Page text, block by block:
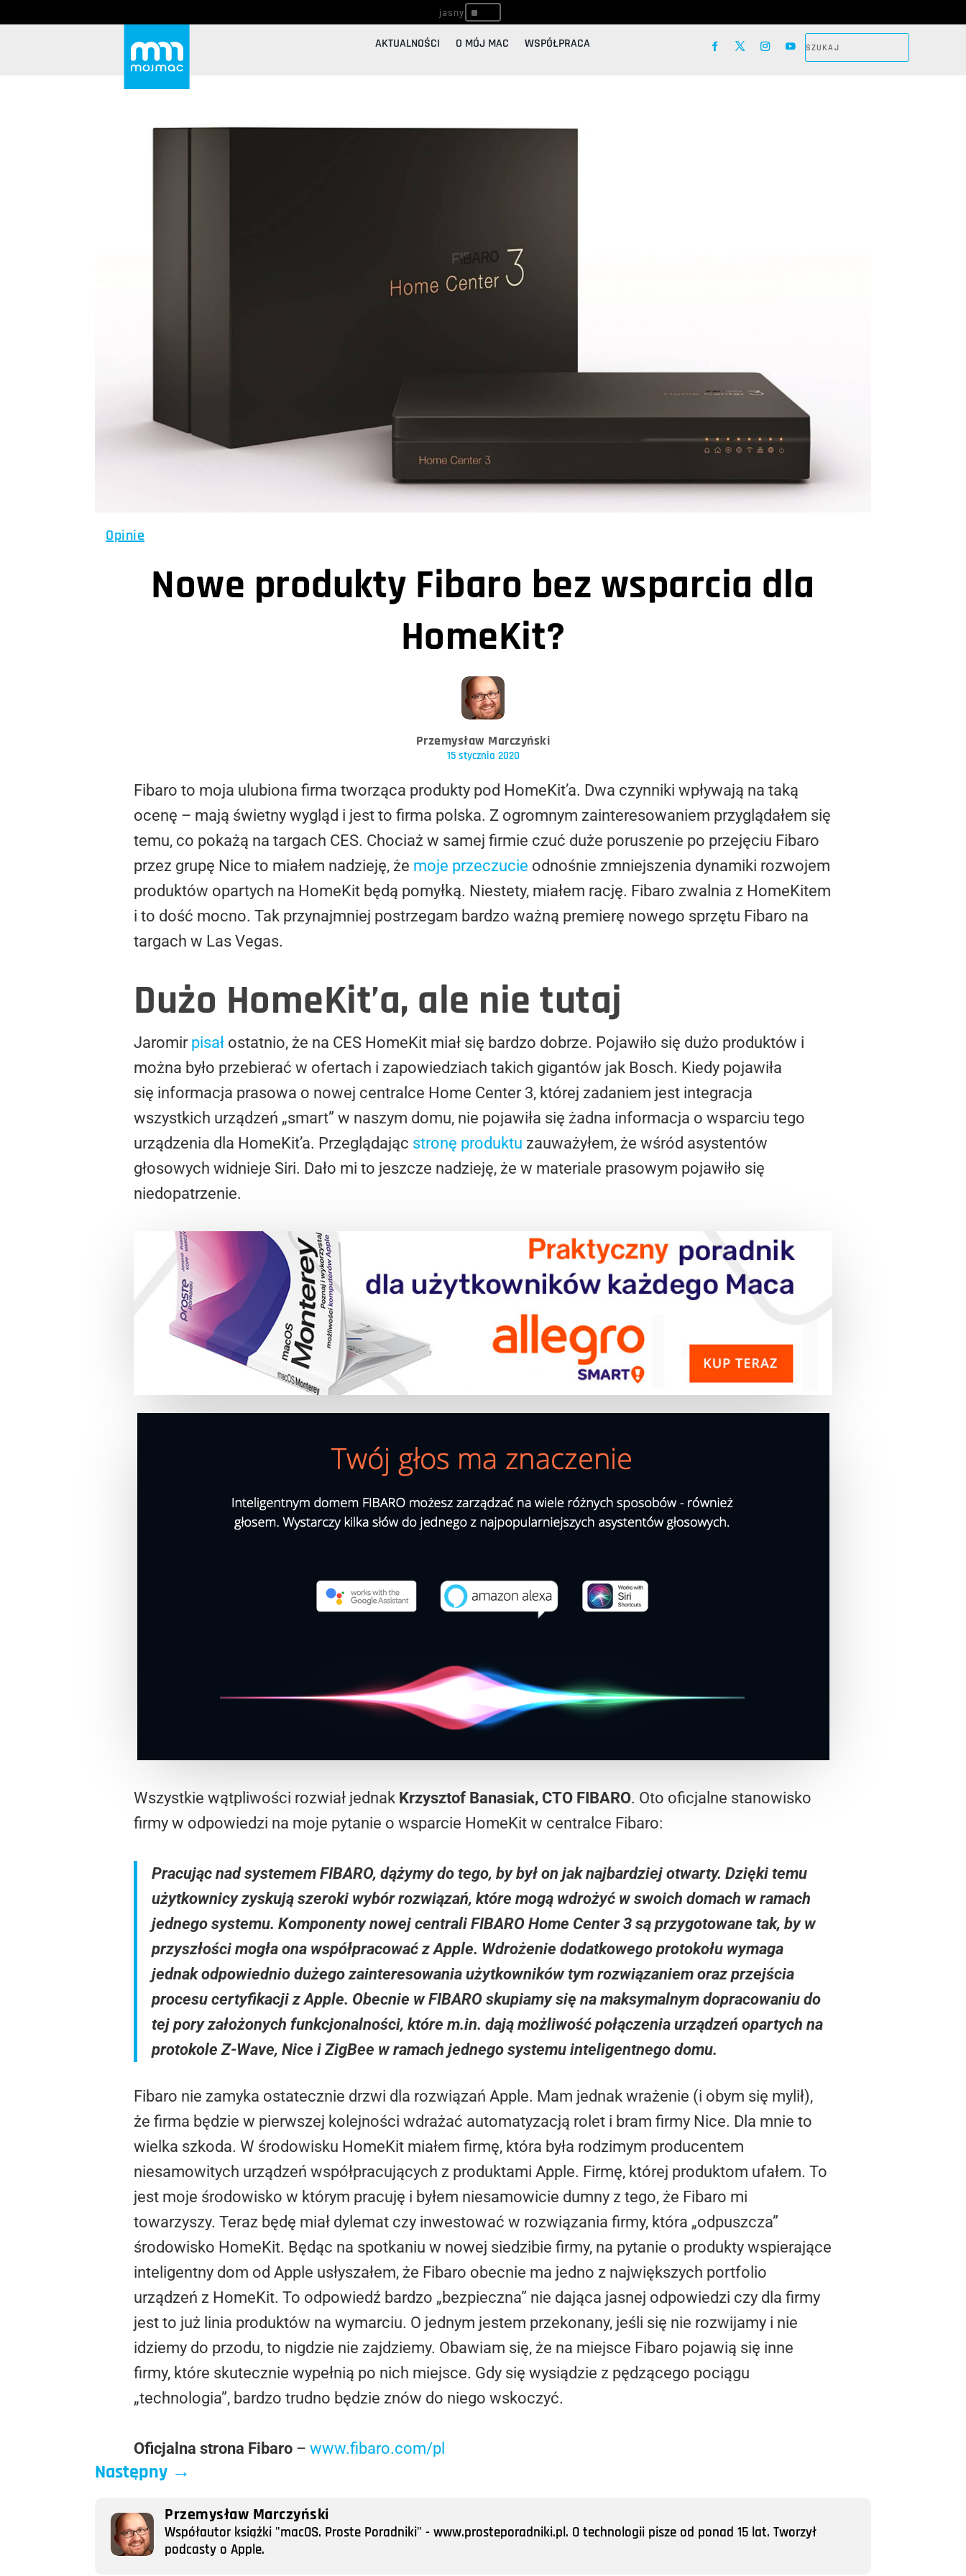
^
AKTUALNOŚCI O MÓJ MAC WSPÓŁPRACA
Opinie
Nowe produkty Fibaro bez wsparcia dla
HomeKit?
Przemysław Marczyński
15 stycznia 2020
Fibaro to moja ulubiona firma tworząca produkty pod HomeKit’a. Dwa czynniki wpływają na taką
ocenę – mają świetny wygląd i jest to firma polska. Z ogromnym zainteresowaniem przyglądałem się
temu, co pokażą na targach CES. Chociaż w samej firmie czuć duże poruszenie po przejęciu Fibaro
przez grupę Nice to miałem nadzieję, że moje przeczucie odnośnie zmniejszenia dynamiki rozwojem
produktów opartych na HomeKit będą pomyłką. Niestety, miałem rację. Fibaro zwalnia z HomeKitem
i to dość mocno. Tak przynajmniej postrzegam bardzo ważną premierę nowego sprzętu Fibaro na
targach w Las Vegas.
Dużo HomeKit’a, ale nie tutaj
Jaromir pisał ostatnio, że na CES HomeKit miał się bardzo dobrze. Pojawiło się dużo produktów i
można było przebierać w ofertach i zapowiedziach takich gigantów jak Bosch. Kiedy pojawiła
się informacja prasowa o nowej centralce Home Center 3, której zadaniem jest integracja
wszystkich urządzeń „smart” w naszym domu, nie pojawiła się żadna informacja o wsparciu tego
urządzenia dla HomeKit’a. Przeglądając stronę produktu zauważyłem, że wśród asystentów
głosowych widnieje Siri. Dało mi to jeszcze nadzieję, że w materiale prasowym pojawiło się
niedopatrzenie.
Wszystkie wątpliwości rozwiał jednak Krzysztof Banasiak, CTO FIBARO. Oto oficjalne stanowisko
firmy w odpowiedzi na moje pytanie o wsparcie HomeKit w centralce Fibaro:
Pracując nad systemem FIBARO, dążymy do tego, by był on jak najbardziej otwarty. Dzięki temu
użytkownicy zyskują szeroki wybór rozwiązań, które mogą wdrożyć w swoich domach w ramach
jednego systemu. Komponenty nowej centrali FIBARO Home Center 3 są przygotowane tak, by w
przyszłości mogła ona współpracować z Apple. Wdrożenie dodatkowego protokołu wymaga
jednak odpowiednio dużego zainteresowania użytkowników tym rozwiązaniem oraz przejścia
procesu certyfikacji z Apple. Obecnie w FIBARO skupiamy się na maksymalnym dopracowaniu do
tej pory założonych funkcjonalności, które m.in. dają możliwość połączenia urządzeń opartych na
protokole Z-Wave, Nice i ZigBee w ramach jednego systemu inteligentnego domu.
Fibaro nie zamyka ostatecznie drzwi dla rozwiązań Apple. Mam jednak wrażenie (i obym się mylił),
że firma będzie w pierwszej kolejności wdrażać automatyzacją rolet i bram firmy Nice. Dla mnie to
wielka szkoda. W środowisku HomeKit miałem firmę, która była rodzimym producentem
niesamowitych urządzeń współpracujących z produktami Apple. Firmę, której produktom ufałem. To
jest moje środowisko w którym pracuję i byłem niesamowicie dumny z tego, że Fibaro mi
towarzyszy. Teraz będę miał dylemat czy inwestować w rozwiązania firmy, która „odpuszcza”
środowisko HomeKit. Będąc na spotkaniu w nowej siedzibie firmy, na pytanie o produkty wspierające
inteligentny dom od Apple usłyszałem, że Fibaro obecnie ma jedno z największych portfolio
urządzeń z HomeKit. To odpowiedź bardzo „bezpieczna” nie dająca jasnej odpowiedzi czy dla firmy
jest to już linia produktów na wymarciu. O jednym jestem przekonany, jeśli się nie rozwijamy i nie
idziemy do przodu, to nigdzie nie zajdziemy. Obawiam się, że na miejsce Fibaro pojawią się inne
firmy, które skutecznie wypełnią po nich miejsce. Gdy się wysiądzie z pędzącego pociągu
„technologia”, bardzo trudno będzie znów do niego wskoczyć.
Oficjalna strona Fibaro – www.fibaro.com/pl
Następny →
Przemysław Marczyński
Współautor książki "macOS. Proste Poradniki" - www.prosteporadniki.pl. O technologii pisze od ponad 15 lat. Tworzył
podcasty o Apple.